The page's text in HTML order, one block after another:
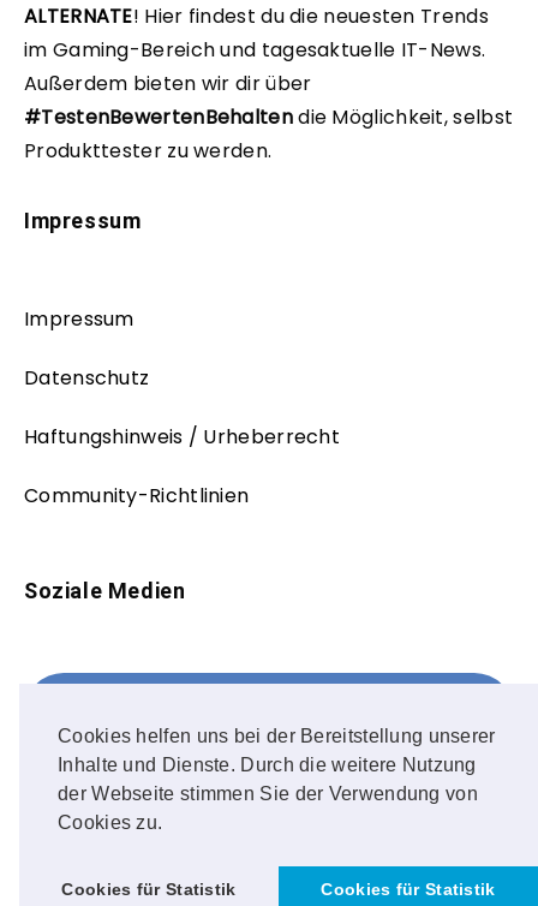
Cookies helfen uns bei der Bereitstellung unserer
Inhalte und Dienste. Durch die weitere Nutzung
der Webseite stimmen Sie der Verwendung von
Cookies zu.
Cookies für Statistik Cookies für Statistik
ALTERNATE! Hier findest du die neuesten Trends
im Gaming-Bereich und tagesaktuelle IT-News.
Außerdem bieten wir dir über
#TestenBewertenBehaltendie Möglichkeit, selbst
Produkttester zu werden.
Impressum
Impressum
Datenschutz
Haftungshinweis / Urheberrecht
Community-Richtlinien
Soziale Medien
FOLLOW ME!
Instagram
OUR PHOTOS!